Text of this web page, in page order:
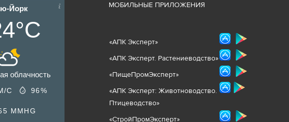
Йорк
облачность
С 96%
MMHG
МОБИЛЬНЫЕ ПРИЛОЖЕНИЯ
«АПК Эксперт»
«АПК Эксперт. Растениеводство»
«ПищеПромЭксперт»
«АПК Эксперт: Животноводство.
Птицеводство»
«СтройПромЭксперт»